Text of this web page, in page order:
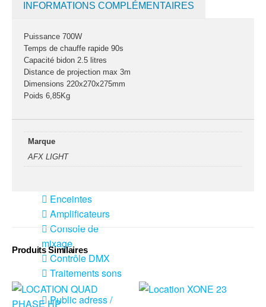
Contrôle DMX
Lyres
Machines à effets
Liquides
Jeux et effets
lumière à led
Laser
Strobes
Enceintes
Amplificateurs
Console de
mixage
Contrôle DMX
Traitements sons
Public adress /
INFORMATIONS COMPLÉMENTAIRES
Puissance 700W
Temps de chauffe rapide 90s
Capacité bidon 2.5 litres
Distance de projection max 3m
Dimensions 220x270x275mm
Poids 6,85Kg
Marque
AFX LIGHT
Produits Similaires